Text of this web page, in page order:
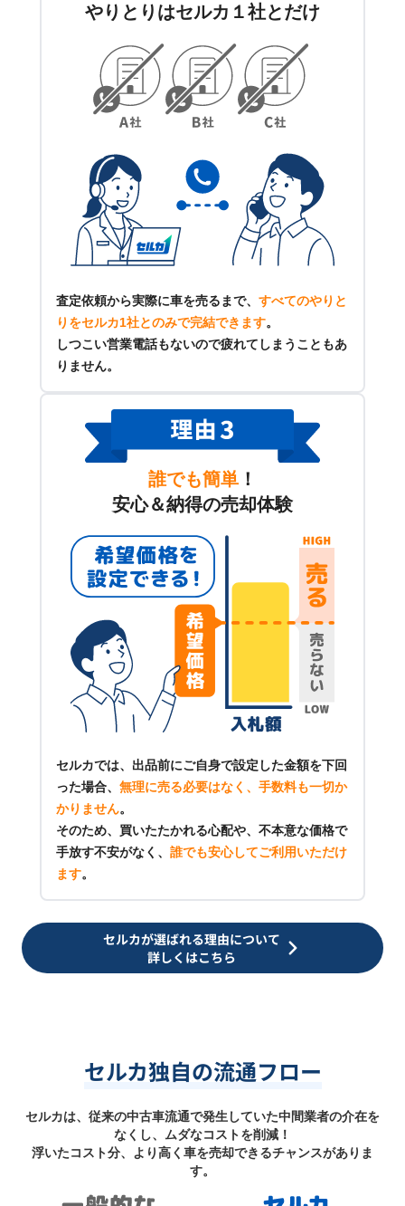
やりとりはセルカ１社とだけ
査定依頼から実際に車を売るまで、 すべてのやりと
りをセルカ1社とのみで完結できます。
しつこい営業電話もないので疲れてしまうこともあ
りません。
誰でも簡単 ！
安心＆納得の売却体験
セルカでは、出品前にご自身で設定した金額を下回
った場合、 無理に売る必要はなく、手数料も一切か
かりません。
そのため、買いたたかれる心配や、不本意な価格で
手放す不安がなく、 誰でも安心してご利用いただけ
ます。
セルカが選ばれる理由について
詳しくはこちら
セルカ独自の流通フロー
セルカは、従来の中古車流通で発生していた中間業者の介在を
なくし、ムダなコストを削減！
浮いたコスト分、より高く車を売却できるチャンスがありま
す。